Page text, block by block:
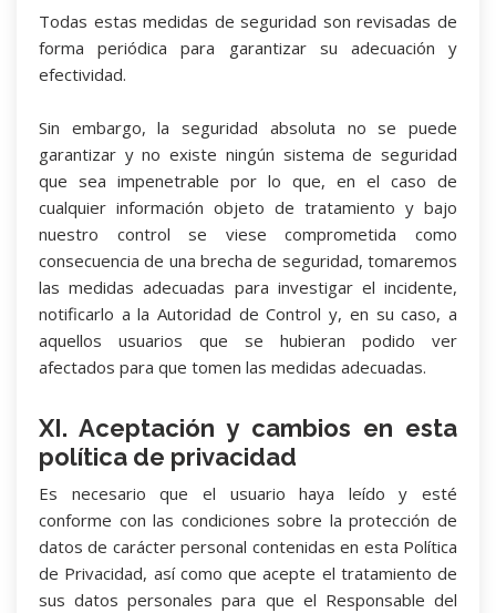
Todas estas medidas de seguridad son revisadas de
forma periódica para garantizar su adecuación y
efectividad.
Sin embargo, la seguridad absoluta no se puede
garantizar y no existe ningún sistema de seguridad
que sea impenetrable por lo que, en el caso de
cualquier información objeto de tratamiento y bajo
nuestro control se viese comprometida como
consecuencia de una brecha de seguridad, tomaremos
las medidas adecuadas para investigar el incidente,
notificarlo a la Autoridad de Control y, en su caso, a
aquellos usuarios que se hubieran podido ver
afectados para que tomen las medidas adecuadas.
XI. Aceptación y cambios en esta
política de privacidad
Es necesario que el usuario haya leído y esté
conforme con las condiciones sobre la protección de
datos de carácter personal contenidas en esta Política
de Privacidad, así como que acepte el tratamiento de
sus datos personales para que el Responsable del